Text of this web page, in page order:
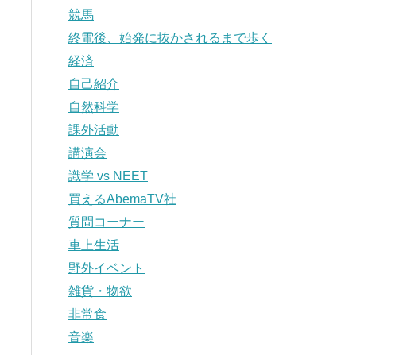
競馬
終電後、始発に抜かされるまで歩く
経済
自己紹介
自然科学
課外活動
講演会
識学 vs NEET
買えるAbemaTV社
質問コーナー
車上生活
野外イベント
雑貨・物欲
非常食
音楽